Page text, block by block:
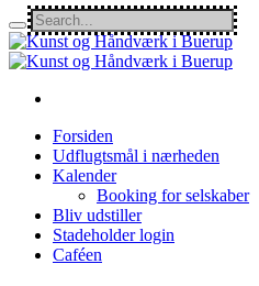
Forsiden
Udflugtsmål i nærheden
Kalender
Booking for selskaber
Bliv udstiller
Stadeholder login
Caféen